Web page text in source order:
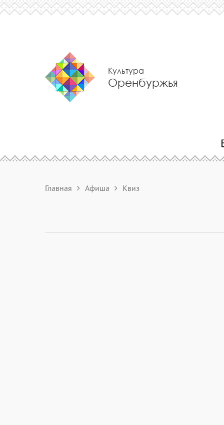
Культура
Оренбуржья
Главная Афиша Квиз